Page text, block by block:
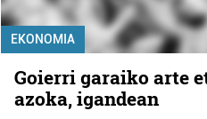
EKONOMIA
Goierri garaiko arte
azoka, igandean